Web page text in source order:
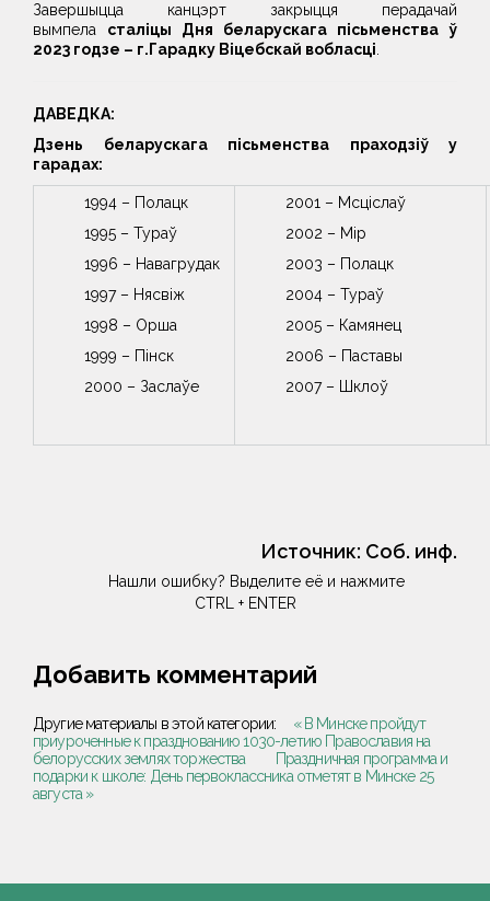
Завершыцца канцэрт закрыцця перадачай
вымпела сталіцы Дня беларускага пісьменства ў
2023 годзе – г.Гарадку Віцебскай вобласці
ДАВЕДКА:
Дзень беларускага пісьменства праходзіў у
гарадах:
1994 – Полацк
1995 – Тураў
1996 – Навагрудак
1997 – Нясвіж
1998 – Орша
1999 – Пінск
2000 – Заслаўе
2001 – Мсціслаў
2002 – Мір
2003 – Полацк
2004 – Тураў
2005 – Камянец
2006 – Паставы
2007 – Шклоў
Источник: Соб. инф.
Нашли ошибку? Выделите её и нажмите
CTRL + ENTER
Добавить комментарий
Другие материалы в этой категории:
« В Минске пройдут
приуроченные к празднованию 1030-летию Православия на
белорусских землях торжества
Праздничная программа и
подарки к школе: День первоклассника отметят в Минске 25
августа »